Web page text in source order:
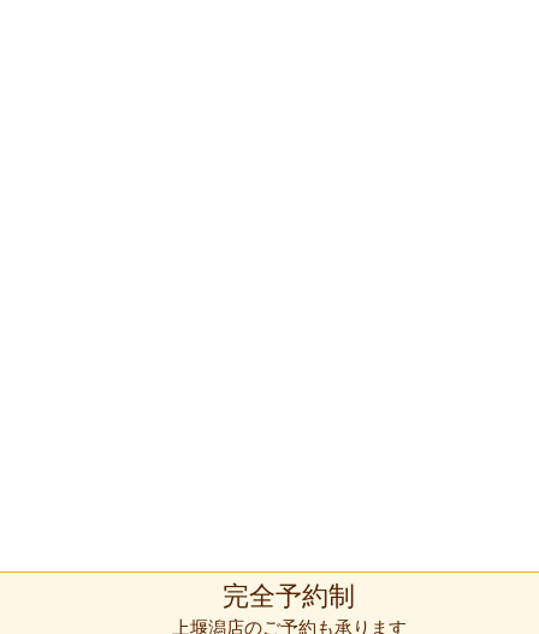
完全予約制
上堰潟店のご予約も承ります